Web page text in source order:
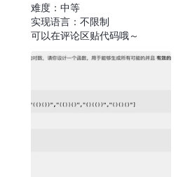
难度：中等
实现语言：不限制
可以在评论区贴代码哦～